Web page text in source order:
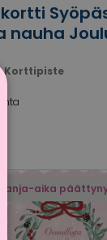
nauha
Korttipiste
aika